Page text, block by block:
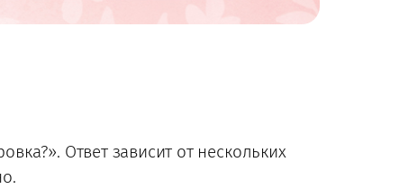
Ответ зависит от нескольких